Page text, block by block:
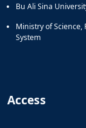
Bu Ali Sina
Ministry of
System
Access